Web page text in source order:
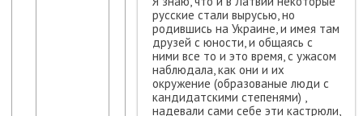
русские стали вырусью, но
родившись на Украине, и имея там
друзей с юности, и общаясь с
ними все то и это время, с ужасом
наблюдала, как они и их
окружение (образованые люди с
кандидатскими степенями) ,
надевали сами себе эти кастрюли,